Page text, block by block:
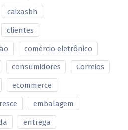
caixasbh
clientes
comércio eletrônico
consumidores Correios
ecommerce
embalagem
entrega